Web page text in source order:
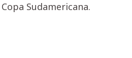
Sudamericana.